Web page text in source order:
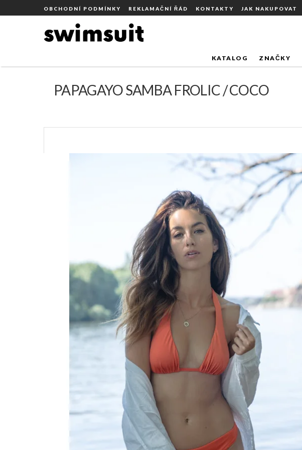
na
OBCHODNÍ PODMÍNKY REKLAMAČNÍ ŘÁD KONTAKTY JAK NAKUPOVAT
KATALOG ZNAČKY
DOMŮ ZNAČKY THAIKILA PAPAGAYO SAMBA FROLIC / COCO
PAPAGAYO SAMBA FROLIC / COCO